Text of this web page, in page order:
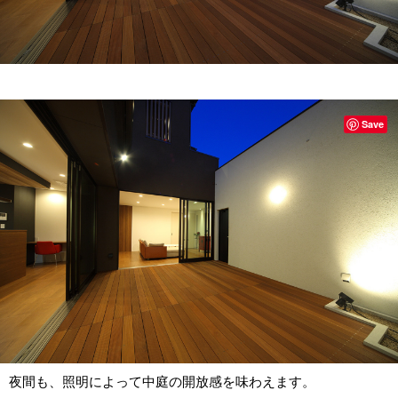
夜間も、照明によって中庭の開放感を味わえます。
Save